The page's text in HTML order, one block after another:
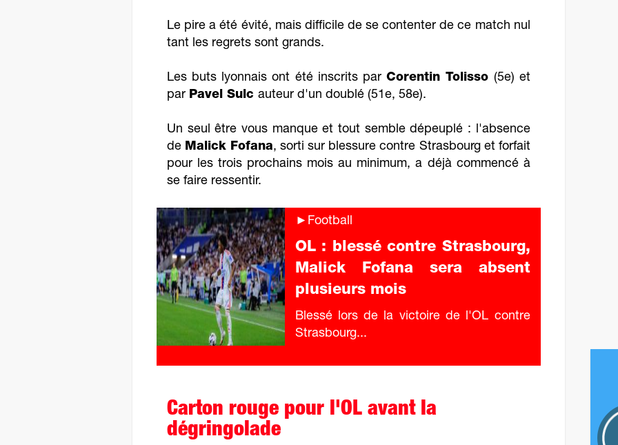
Le pire a été évité, mais difficile de se contenter de ce match nul
tant les regrets sont grands.
Les buts lyonnais ont été inscrits parCorentin Tolisso (5e) et
par Pavel Sulc auteur d'un doublé (51e, 58e).
Un seul être vous manque et tout semble dépeuplé : l'absence
de Malick Fofana, sorti sur blessure contre Strasbourg et forfait
pour les trois prochains mois au minimum, a déjà commencé à
se faire ressentir.
►Football
OL : blessé contre Strasbourg,
Malick Fofana sera absent
plusieurs mois
Blessé lors de la victoire de l'OL contre
Strasbourg...
Carton rouge pour l'OL avant la
dégringolade